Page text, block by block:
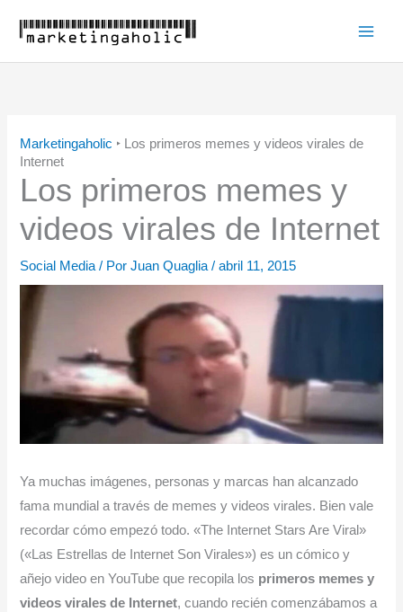
contenido
Marketingaholic ‣ Los primeros memes y videos virales de
Internet
Los primeros memes y
videos virales de Internet
Social Media/ PorJuan Quaglia/abril 11, 2015
Ya muchas imágenes, personas y marcas han alcanzado
fama mundial a través de memes y videos virales. Bien vale
recordar cómo empezó todo. «The Internet Stars Are Viral»
(«Las Estrellas de Internet Son Virales») es un cómico y
añejo video en YouTube que recopila los primeros memes y
videos virales de Internet, cuando recién comenzábamos a